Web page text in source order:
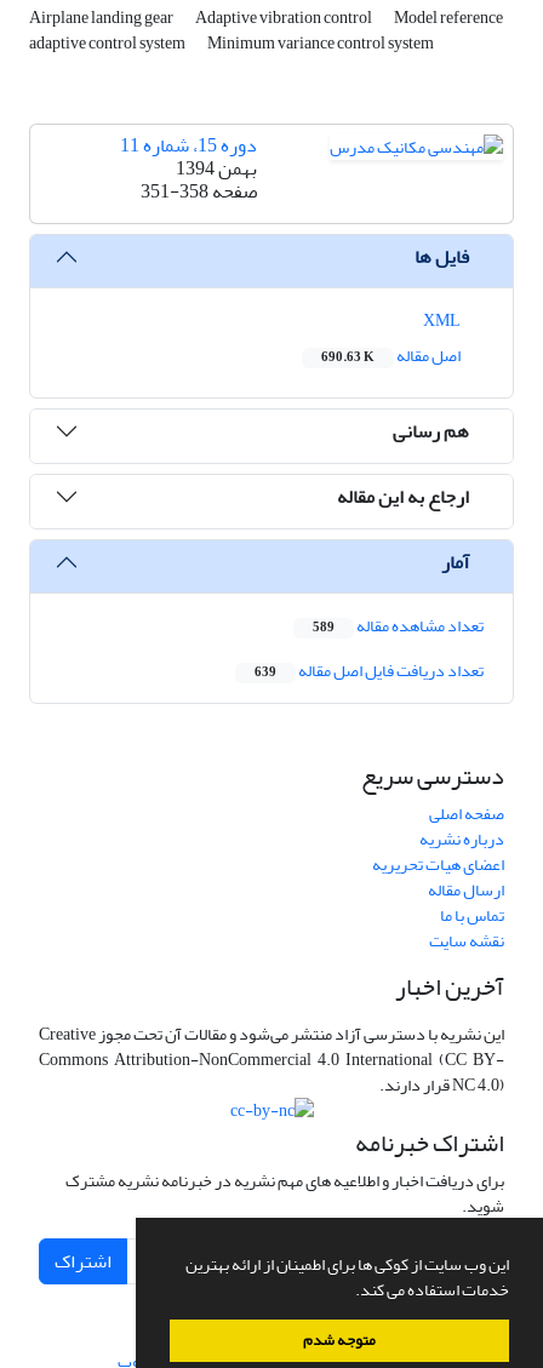
این وب سایت از کوکی ها برای اطمینان از ارائه بهترین
خدمات استفاده می کند.
متوجه شدم
Airplane landing gear Adaptive vibration control Model reference
adaptive control system Minimum variance control system
دوره 15، شماره 11
بهمن 1394
صفحه351-358
فایل ها
اصل مقاله
690.63 K
هم رسانی
ارجاع به این مقاله
آمار
تعداد مشاهده مقاله 589
تعداد دریافت فایل اصل مقاله 639
دسترسی سریع
صفحه اصلی
درباره نشریه
اعضای هیات تحریریه
ارسال مقاله
تماس با ما
نقشه سایت
آخرین اخبار
این نشریه با دسترسی آزاد منتشر می‌شود و مقالات آن تحت مجوز Creative
Commons Attribution-NonCommercial 4.0 International (CC BY-
NC 4.0) قرار دارند.
اشتراک خبرنامه
برای دریافت اخبار و اطلاعیه های مهم نشریه در خبرنامه نشریه مشترک
شوید.
اشتراک
سامانه مدیریت نشریات علمی.طراحی و پیاده سازی از سیناوب